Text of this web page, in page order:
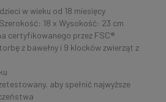
w wieku od 18 miesięcy
18 x Wysokość: 23 cm
certyfikowanego przez FSC®
z bawełny i 9 klocków zwierząt z
aby spełnić najwyższe